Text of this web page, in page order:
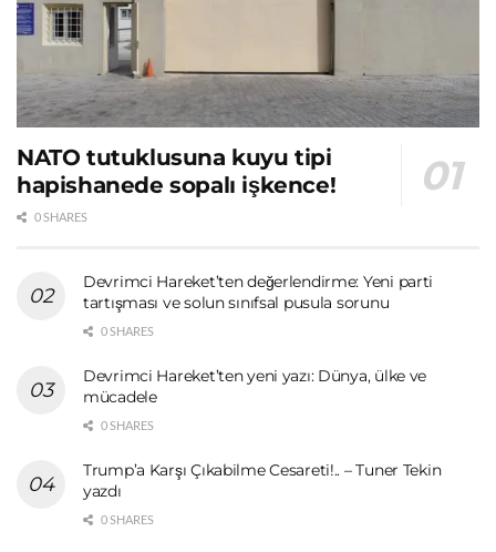
NATO tutuklusuna kuyu tipi
hapishanede sopalı işkence!
0 SHARES
Devrimci Hareket’ten değerlendirme: Yeni parti
tartışması ve solun sınıfsal pusula sorunu
0 SHARES
Devrimci Hareket’ten yeni yazı: Dünya, ülke ve
mücadele
0 SHARES
Trump’a Karşı Çıkabilme Cesareti!.. – Tuner Tekin
yazdı
0 SHARES